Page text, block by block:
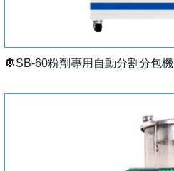
🔘SB-60粉劑專用自動分割分包機